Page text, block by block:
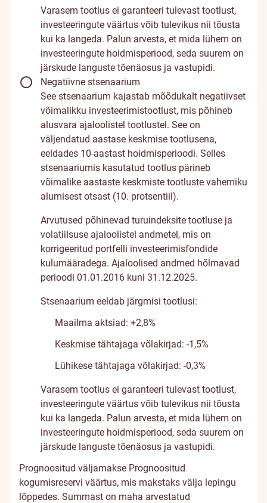
Varasem tootlus ei garanteeri tulevast tootlust,
investeeringute väärtus võib tulevikus nii tõusta
kui ka langeda. Palun arvesta, et mida lühem on
investeeringute hoidmisperiood, seda suurem on
järskude languste tõenäosus ja vastupidi.
Negatiivne stsenaarium
See stsenaarium kajastab mõõdukalt negatiivset
võimalikku investeerimistootlust, mis põhineb
alusvara ajaloolistel tootlustel. See on
väljendatud aastase keskmise tootlusena,
eeldades 10-aastast hoidmisperioodi. Selles
stsenaariumis kasutatud tootlus pärineb
võimalike aastaste keskmiste tootluste vahemiku
alumisest otsast (10. protsentiil).
Arvutused põhinevad turuindeksite tootluse ja
volatiilsuse ajaloolistel andmetel, mis on
korrigeeritud portfelli investeerimisfondide
kulumääradega. Ajaloolised andmed hõlmavad
perioodi 01.01.2016 kuni 31.12.2025.
Stsenaarium eeldab järgmisi tootlusi:
Maailma aktsiad: +2,8%
Keskmise tähtajaga võlakirjad: -1,5%
Lühikese tähtajaga võlakirjad: -0,3%
Varasem tootlus ei garanteeri tulevast tootlust,
investeeringute väärtus võib tulevikus nii tõusta
kui ka langeda. Palun arvesta, et mida lühem on
investeeringute hoidmisperiood, seda suurem on
järskude languste tõenäosus ja vastupidi.
Prognoositud väljamakse Prognoositud
kogumisreservi väärtus, mis makstaks välja lepingu
lõppedes. Summast on maha arvestatud